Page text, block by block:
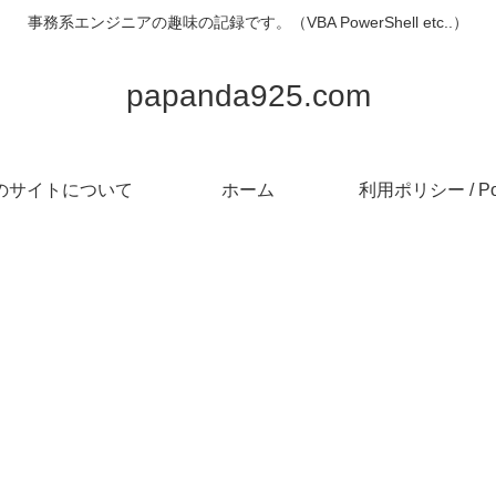
事務系エンジニアの趣味の記録です。（VBA PowerShell etc..）
papanda925.com
サイトについて ホーム 利用ポリシー /